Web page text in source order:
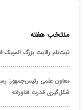
منتخب هفته
ثبت‌نام رقابت بزرگ المپیک فناوری
معاون علمی رئیس‌جمهور:
شکل‌گیری قدرت فناورانه